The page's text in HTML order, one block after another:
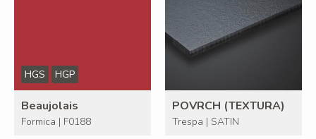
HGS HGP
Beaujolais
Formica | F0188
POVRCH (TEXTURA)
Trespa | SATIN